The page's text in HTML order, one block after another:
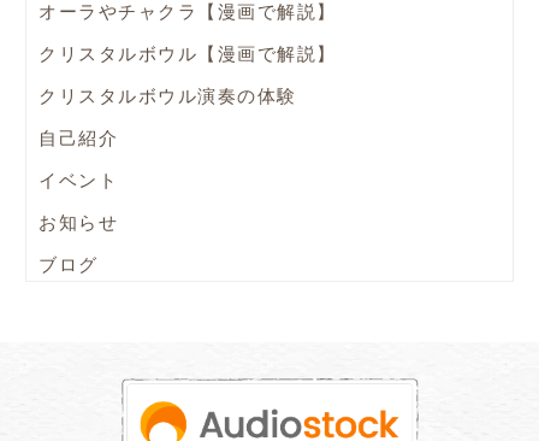
オーラやチャクラ【漫画で解説】
クリスタルボウル【漫画で解説】
クリスタルボウル演奏の体験
自己紹介
イベント
お知らせ
ブログ